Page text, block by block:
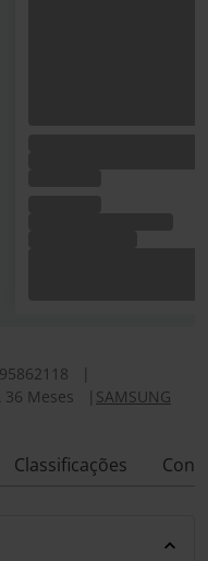
36 Meses SAMSUNG
Classificações